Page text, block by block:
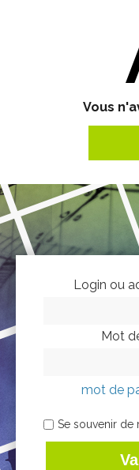
Vous
Login ou
Mot
mot de
Se souvenir de